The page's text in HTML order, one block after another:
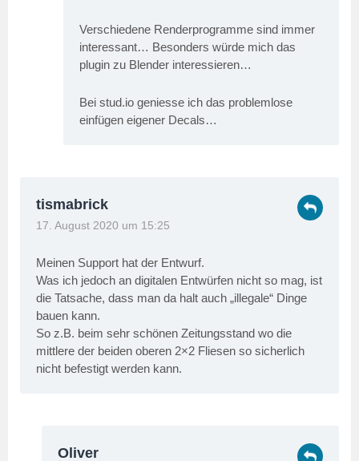
Verschiedene Renderprogramme sind immer
interessant… Besonders würde mich das
plugin zu Blender interessieren…
Bei stud.io geniesse ich das problemlose
einfügen eigener Decals…
tismabrick
17. August 2020 um 15:25
Meinen Support hat der Entwurf.
Was ich jedoch an digitalen Entwürfen nicht so mag, ist
die Tatsache, dass man da halt auch „illegale“ Dinge
bauen kann.
So z.B. beim sehr schönen Zeitungsstand wo die
mittlere der beiden oberen 2×2 Fliesen so sicherlich
nicht befestigt werden kann.
Oliver